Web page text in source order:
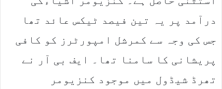
درآمد پر یہ تین فیصد ٹیکس عائد تھا
جس کی وجہ سے کمرشل امپورٹرز کو کافی
پریشانی کا سامنا تھا۔ ایف بی آر نے
تھرڈ شیڈول میں موجود کنزیومر